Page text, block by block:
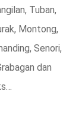
Tuban,
Montong,
Senori,
dan